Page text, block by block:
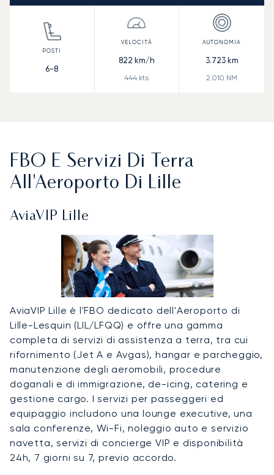
6-8
822 km/h
444 kts
3.723km
2.010 NM
FBO E Servizi Di Terra
All'Aeroporto Di Lille
AviaVIP Lille
AviaVIP Lille è l'FBO dedicato dell'Aeroporto di
Lille-Lesquin (LIL/LFQQ) e offre una gamma
completa di servizi di assistenza a terra, tra cui
rifornimento (Jet A e Avgas), hangar e parcheggio,
manutenzione degli aeromobili, procedure
doganali e di immigrazione, de-icing, catering e
gestione cargo. I servizi per passeggeri ed
equipaggio includono una lounge executive, una
sala conferenze, Wi-Fi, noleggio auto e servizio
navetta, servizi di concierge VIP e disponibilità
24h, 7 giorni su 7, previo accordo.